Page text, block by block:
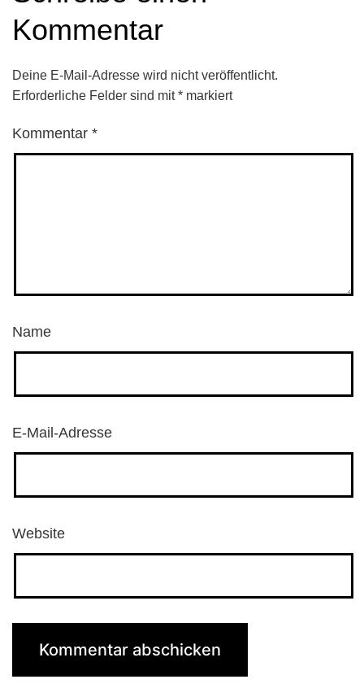
Kommentar
Deine E-Mail-Adresse wird nicht veröffentlicht.
Erforderliche Felder sind mit* markiert
Kommentar *
Name
E-Mail-Adresse
Website